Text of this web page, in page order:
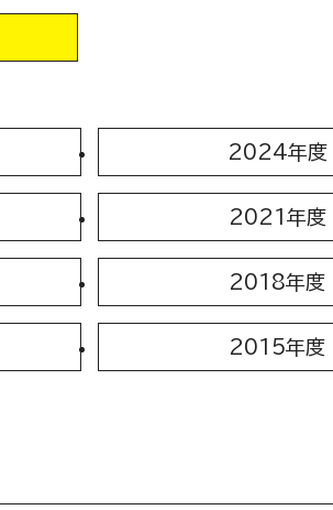
2024年度
2021年度
2018年度
2015年度